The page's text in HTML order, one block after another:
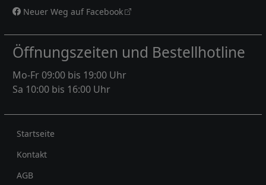
Neuer Weg auf Facebook
Öffnungszeiten und Bestellhotline
Mo-Fr 09:00 bis 19:00 Uhr
Sa 10:00 bis 16:00 Uhr
Rechtliches
Startseite
Kontakt
AGB